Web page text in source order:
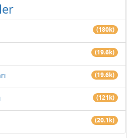
(180k)
(19.6k)
(19.6k)
(121k)
(20.1k)